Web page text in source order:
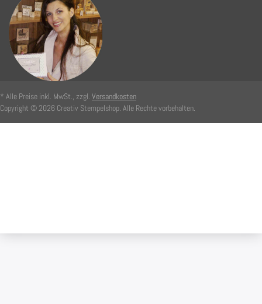
* Alle Preise inkl. MwSt., zzgl. Versandkosten
Copyright © 2026 Creativ Stempelshop. Alle Rechte vorbehalten.